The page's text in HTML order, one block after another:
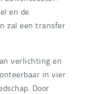
en de
zal een transfer
verlichting en
in vier
Door